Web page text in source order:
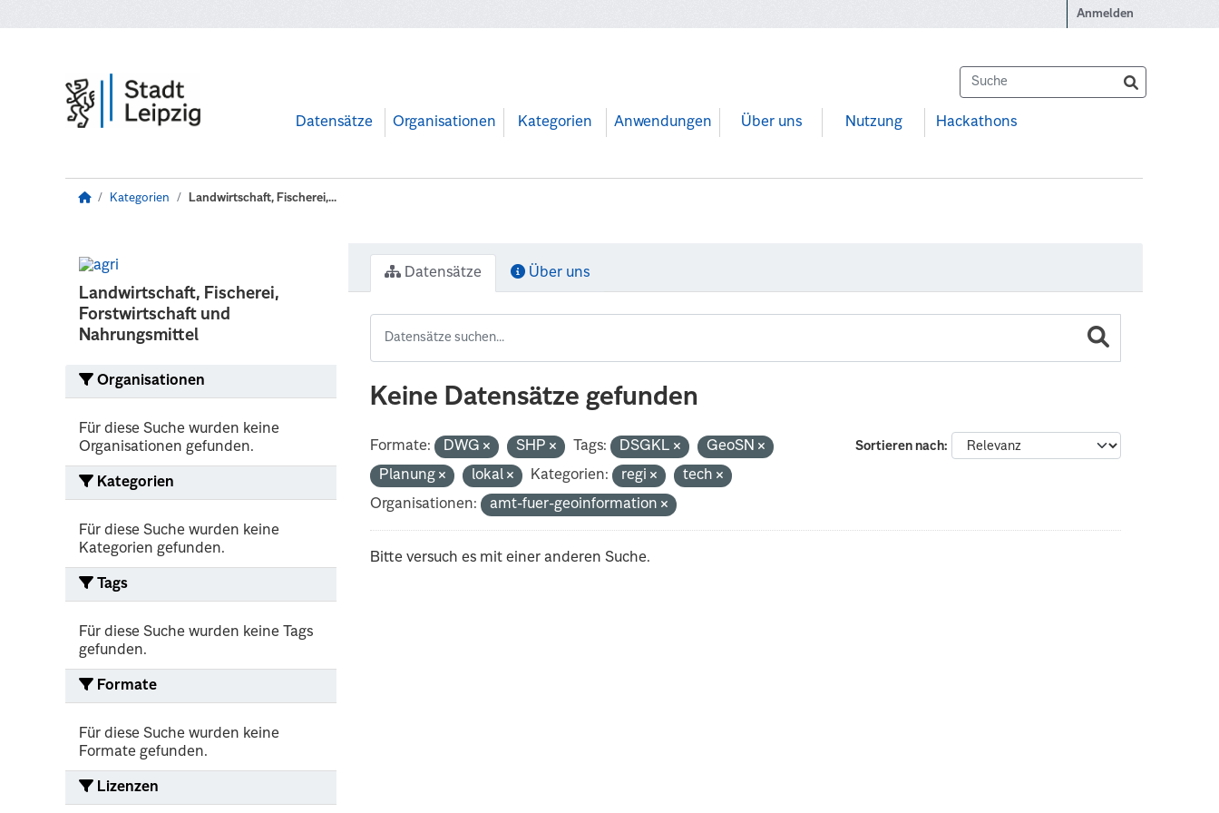
Anmelden
Datensätze Organisationen Kategorien Anwendungen Über uns Nutzung Hackathons
Kategorien Landwirtschaft, Fischerei,...
Landwirtschaft, Fischerei,
Forstwirtschaft und
Nahrungsmittel
Organisationen
Für diese Suche wurden keine
Organisationen gefunden.
Kategorien
Für diese Suche wurden keine
Kategorien gefunden.
Tags
Für diese Suche wurden keine Tags
gefunden.
Formate
Für diese Suche wurden keine
Formate gefunden.
Lizenzen
Datensätze Über uns
Keine Datensätze gefunden
Sortieren nach
Formate: DWG SHP Tags: DSGKL
GeoSN
Planung
lokal Kategorien: regi
tech
Organisationen:
amt-fuer-geoinformation
Bitte versuch es mit einer anderen Suche.